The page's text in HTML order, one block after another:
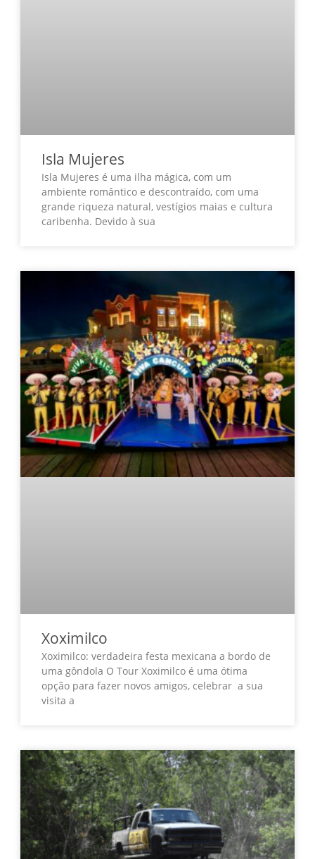
Isla Mujeres
Isla Mujeres é uma ilha mágica, com um
ambiente romântico e descontraído, com uma
grande riqueza natural, vestígios maias e cultura
caribenha. Devido à sua
Xoximilco
Xoximilco: verdadeira festa mexicana a bordo de
uma gôndola O Tour Xoximilco é uma ótima
opção para fazer novos amigos, celebrar a sua
visita a